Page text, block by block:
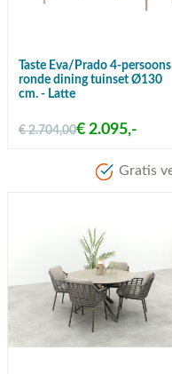
Taste Eva/Prado 4-persoons
ronde dining tuinset Ø130
cm. - Latte
€ 2.704,00€ 2.095,-